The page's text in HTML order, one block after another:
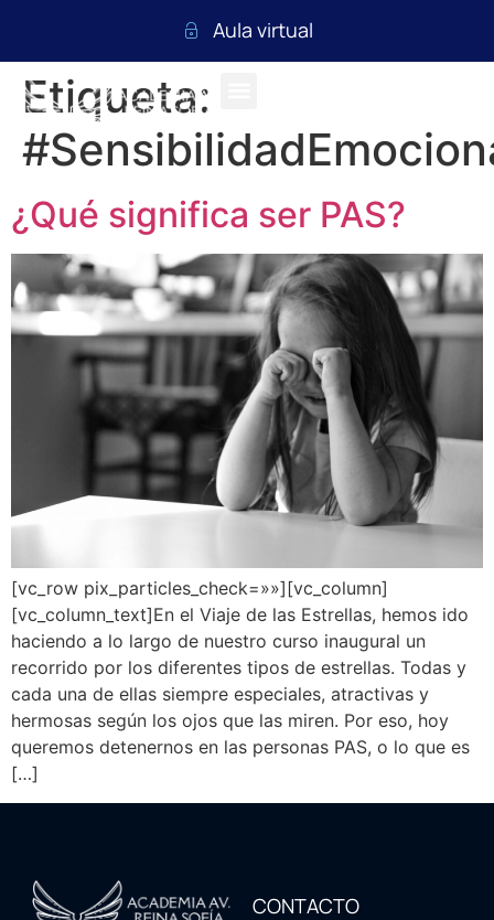
Aula virtual
Etiqueta:
¿Qué significa ser PAS?
[vc_row pix_particles_check=»»][vc_column]
[vc_column_text]En el Viaje de las Estrellas, hemos ido
haciendo a lo largo de nuestro curso inaugural un
recorrido por los diferentes tipos de estrellas. Todas y
cada una de ellas siempre especiales, atractivas y
hermosas según los ojos que las miren. Por eso, hoy
queremos detenernos en las personas PAS, o lo que es
[…]
CONTACTO